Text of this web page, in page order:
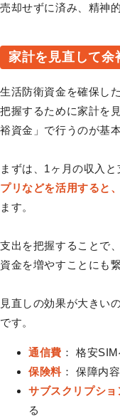
売却せずに済み、精神
家計を見直して余
生活防衛資金を確保し
把握するために家計を
裕資金」で行うのが基本
まずは、1ヶ月の収入
プリなどを活用すると
ます。
支出を把握することで
資金を増やすことにも
見直しの効果が大きい
です。
通信費 ： 格安
保険料： 保障内
サブスクリプショ
る